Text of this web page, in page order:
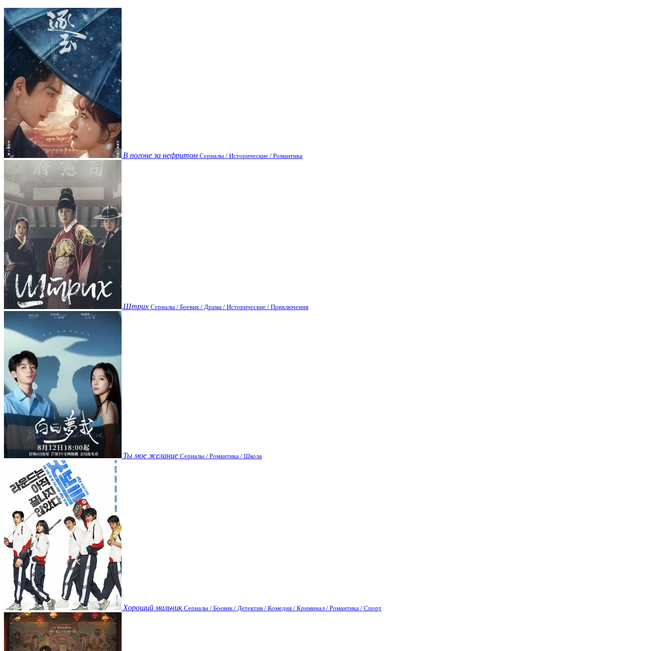
В погоне за нефритом Сериалы / Исторические / Романтика
Штрих Сериалы / Боевик / Драма / Исторические / Приключения
Ты мое желание Сериалы / Романтика / Школа
Хороший мальчик Сериалы / Боевик / Детектив / Комедия / Криминал / Романтика / Спорт